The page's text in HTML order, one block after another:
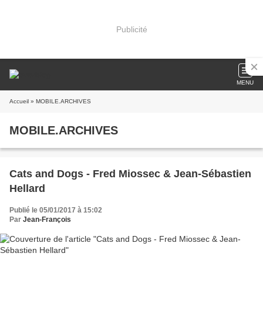
Publicité
MENU
Accueil » MOBILE.ARCHIVES
MOBILE.ARCHIVES
Cats and Dogs - Fred Miossec & Jean-Sébastien
Hellard
Publié le 05/01/2017 à 15:02
Par Jean-François